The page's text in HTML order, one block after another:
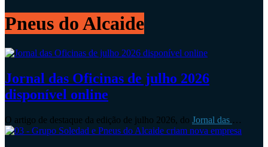
Pneus do Alcaide
Jornal das Oficinas de julho 2026
disponível online
O artigo de destaque da edição de julho 2026, do Jornal das …